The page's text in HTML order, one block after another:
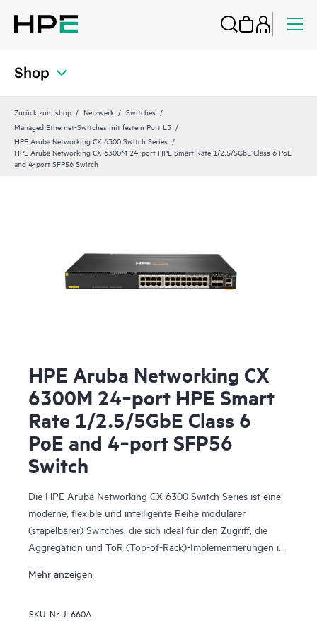
Shop
Zurück zum shop Netzwerk
Switches
Managed Ethernet-Switches mit festem Port L3
HPE Aruba Networking CX 6300 Switch Series
HPE Aruba Networking CX 6300M 24‑port HPE Smart Rate 1/2.5/5GbE Class 6 PoE
and 4‑port SFP56 Switch
HPE Aruba Networking CX
6300M 24‑port HPE Smart
Rate 1/2.5/5GbE Class 6
PoE and 4‑port SFP56
Switch
Die HPE Aruba Networking CX 6300 Switch Series ist eine
moderne, flexible und intelligente Reihe modularer
(stapelbarer) Switches, die sich ideal für den Zugriff, die
Aggregation und ToR (Top-of-Rack)-Implementierungen in
6300F) und modulare (CX 6300M) Switches mit
Mehr anzeigen
SKU-Nr. JL660A